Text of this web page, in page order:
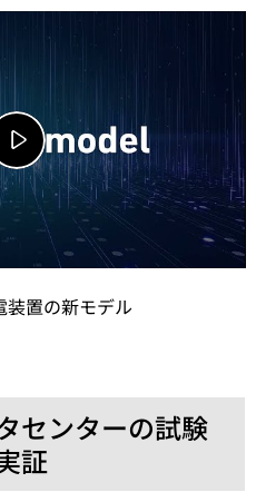
装置の新モデル
センターの試験
証